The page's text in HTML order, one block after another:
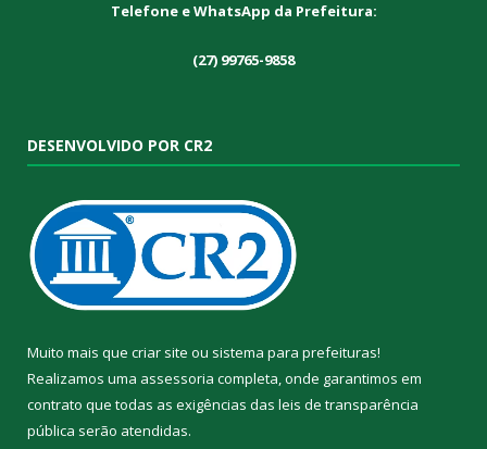
Telefone e WhatsApp da Prefeitura:
(27) 99765-9858
DESENVOLVIDO POR CR2
Muito mais que criar site ou sistema para prefeituras!
Realizamos uma assessoria completa, onde garantimos em
contrato que todas as exigências das leis de transparência
pública serão atendidas.